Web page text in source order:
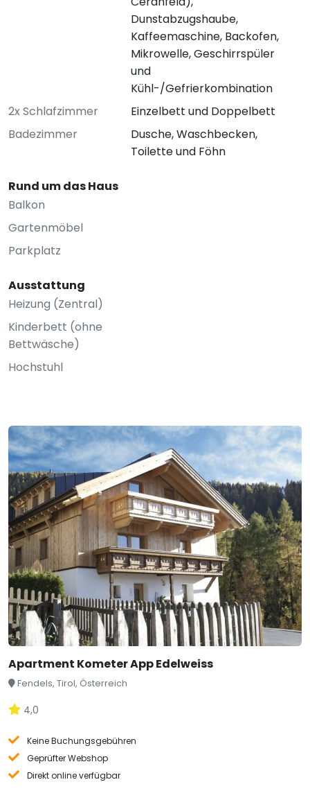
Dunstabzugshaube,
Kaffeemaschine, Backofen,
Mikrowelle, Geschirrspüler
und
Kühl-/Gefrierkombination
2x Schlafzimmer
Einzelbett und Doppelbett
Badezimmer
Dusche, Waschbecken,
Toilette und Föhn
Rund um das Haus
Balkon
Gartenmöbel
Parkplatz
Ausstattung
Heizung (Zentral)
Kinderbett (ohne
Bettwäsche)
Hochstuhl
Apartment Kometer App Edelweiss
Fendels, Tirol, Österreich
4,0
Keine Buchungsgebühren
Geprüfter Webshop
Direkt online verfügbar